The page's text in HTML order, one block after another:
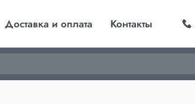
Доставка и оплата Контакты